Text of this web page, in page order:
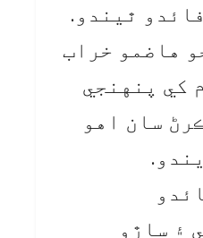
ٿيندو.
هاضمو خراب
کي پنهنجي
سان اهو
۽ ساڙو